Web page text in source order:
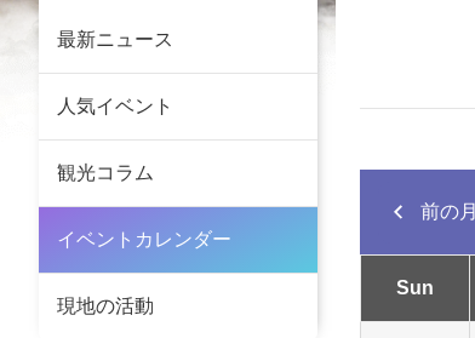
最新ニュース
人気イベント
観光コラム
イベントカレンダー
現地の活動
前の月
Sun